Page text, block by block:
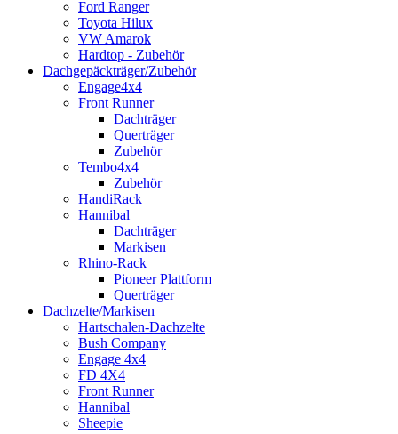
Ford Ranger
Toyota Hilux
VW Amarok
Hardtop - Zubehör
Dachgepäckträger/Zubehör
Engage4x4
Front Runner
Dachträger
Querträger
Zubehör
Tembo4x4
Zubehör
HandiRack
Hannibal
Dachträger
Markisen
Rhino-Rack
Pioneer Plattform
Querträger
Dachzelte/Markisen
Hartschalen-Dachzelte
Bush Company
Engage 4x4
FD 4X4
Front Runner
Hannibal
Sheepie